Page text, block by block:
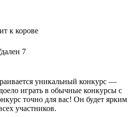
7
уникальный конкурс —
играть в обычные конкурсы с
точно для вас! Он будет ярким
участников.